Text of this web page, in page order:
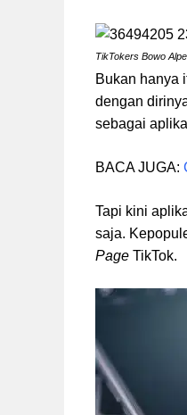
TikTokers Bowo
Bukan hanya
dengan
sebagai
BACA JUGA:
Tapi kini
saja.
Page TikTok.